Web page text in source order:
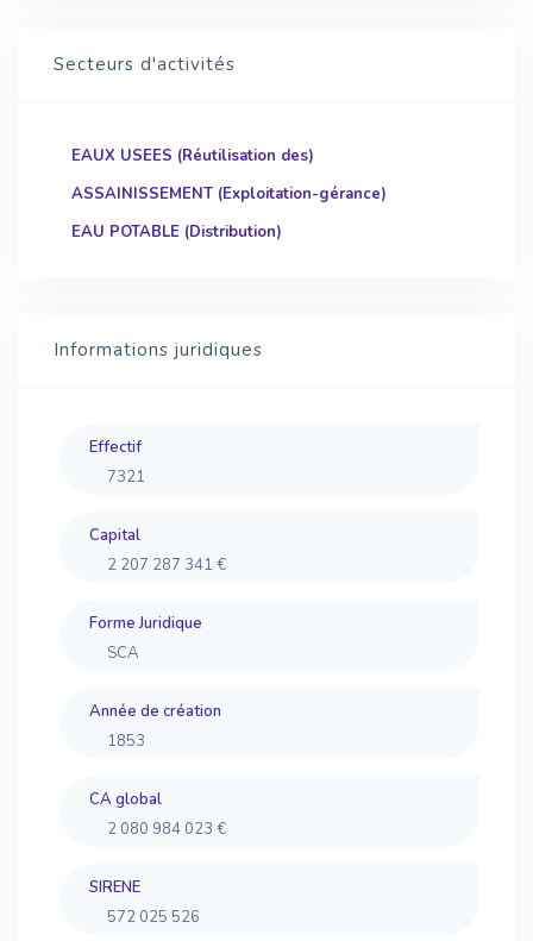
Secteurs d'activités
EAUX USEES (Réutilisation des)
ASSAINISSEMENT (Exploitation-gérance)
EAU POTABLE (Distribution)
Informations juridiques
Effectif
7321
Capital
2 207 287 341 €
Forme Juridique
SCA
Année de création
1853
CA global
2 080 984 023 €
SIRENE
572 025 526